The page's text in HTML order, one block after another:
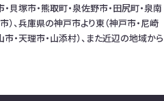
貝塚市・熊取町・泉佐野市・田尻町・泉南
）、兵庫県の神戸市より東（神戸市・尼崎
・天理市・山添村）、また近辺の地域から